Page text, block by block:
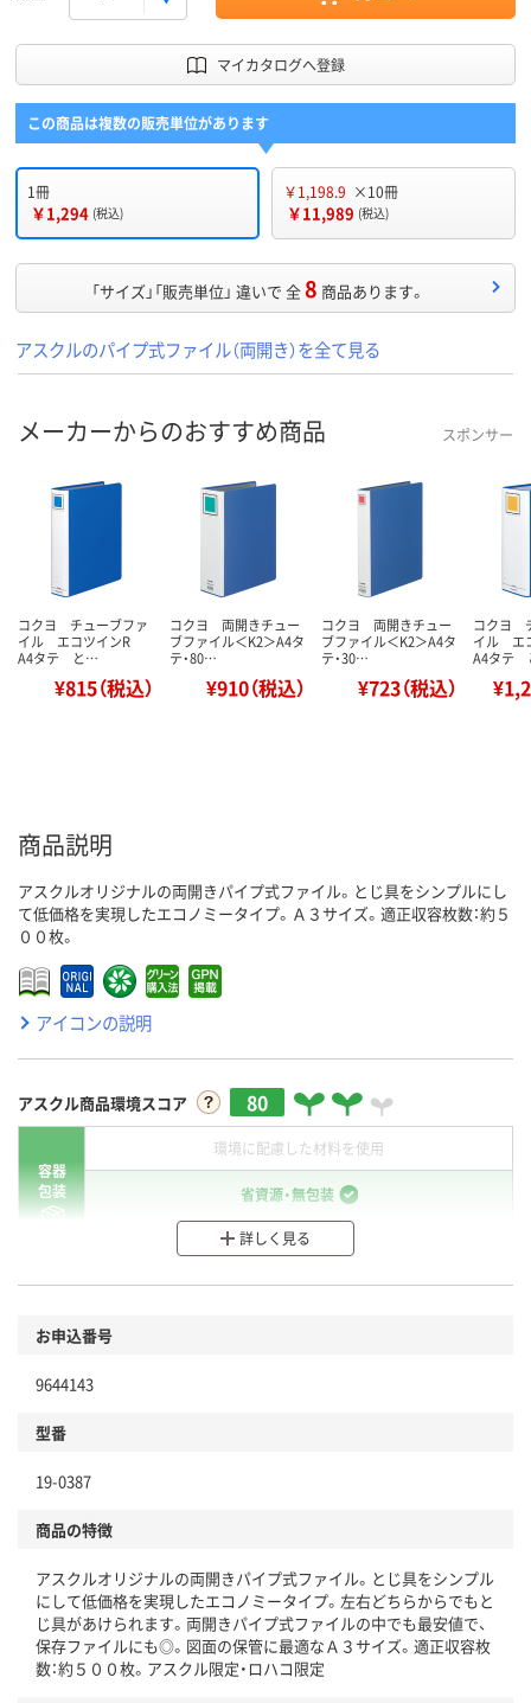
マイカタログへ登録
この商品は複数の販売単位があります
1冊
￥1,294 (税込)
￥1,198.9 ×10冊
￥11,989 (税込)
「サイズ」「販売単位」 違いで 全8 商品あります。
アスクルのパイプ式ファイル（両開き）を全て見る
メーカーからのおすすめ商品 スポンサー
コクヨ チューブファ
イル エコツインR
A4タテ と…
¥815（税込）
コクヨ 両開きチュー
ブファイル＜K2＞A4タ
テ・80…
¥910（税込）
コクヨ 両開きチュー
ブファイル＜K2＞A4タ
テ・30…
¥723（税込）
コクヨ
イル エ
A4タテ
商品説明
アスクルオリジナルの両開きパイプ式ファイル。とじ具をシンプルにし
て低価格を実現したエコノミータイプ。Ａ３サイズ。適正収容枚数：約５
００枚。
アイコンの説明
アスクル商品環境スコア 80
容器
包装
環境に配慮した材料を使用
省資源・無包装
分別・リサイクルしやすい設計
本体
仕組
この商品の環境配慮ポイントです。下記商品詳細「
アスクル商品環境スコア詳細／加点項目
」で確認できます。
詳しく見る
お申込番号
9644143
型番
19-0387
商品の特徴
アスクルオリジナルの両開きパイプ式ファイル。とじ具をシンプル
にして低価格を実現したエコノミータイプ。左右どちらからでもと
じ具があけられます。両開きパイプ式ファイルの中でも最安値で、
保存ファイルにも◎。図面の保管に最適なＡ３サイズ。適正収容枚
数：約５００枚。アスクル限定・ロハコ限定